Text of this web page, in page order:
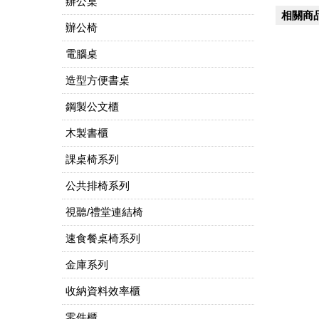
辦公椅
電腦桌
造型方便書桌
鋼製公文櫃
木製書櫃
課桌椅系列
公共排椅系列
視聽/禮堂連結椅
速食餐桌椅系列
金庫系列
收納資料效率櫃
相關商